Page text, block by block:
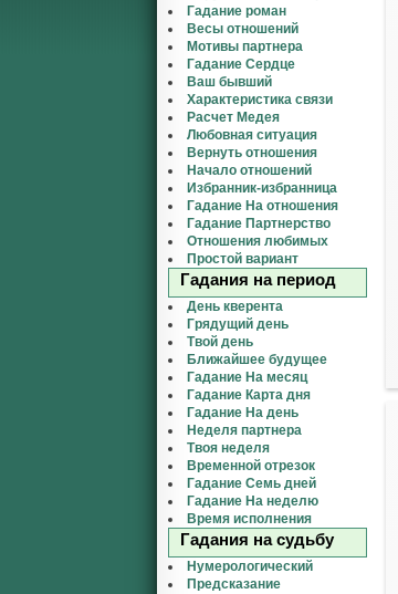
Гадание роман
Весы отношений
Мотивы партнера
Гадание Сердце
Ваш бывший
Характеристика связи
Расчет Медея
Любовная ситуация
Вернуть отношения
Начало отношений
Избранник-избранница
Гадание На отношения
Гадание Партнерство
Отношения любимых
Простой вариант
Гадания на период
День кверента
Грядущий день
Твой день
Ближайшее будущее
Гадание На месяц
Гадание Карта дня
Гадание На день
Неделя партнера
Твоя неделя
Временной отрезок
Гадание Семь дней
Гадание На неделю
Время исполнения
Гадания на судьбу
Нумерологический
Предсказание